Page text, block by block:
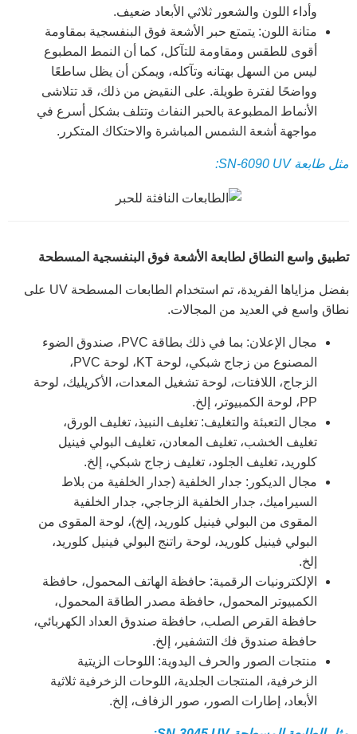
وأداء اللون والشعور ثلاثي الأبعاد ضعيف.
متانة اللون: يتمتع حبر الأشعة فوق البنفسجية بمقاومة
أقوى للطقس ومقاومة للتآكل، كما أن النمط المطبوع
ليس من السهل بهتانه وتآكله، ويمكن أن يظل ساطعًا
وواضحًا لفترة طويلة. على النقيض من ذلك، قد تتلاشى
الأنماط المطبوعة بالحبر النفاث وتتلف بشكل أسرع في
مواجهة أشعة الشمس المباشرة والاحتكاك المتكرر.
مثل طابعة SN-6090 UV:
تطبيق واسع النطاق لطابعة الأشعة فوق البنفسجية المسطحة
بفضل مزاياها الفريدة، تم استخدام الطابعات المسطحة UV على
نطاق واسع في العديد من المجالات.
مجال الإعلان: بما في ذلك بطاقة PVC، صندوق الضوء
المصنوع من زجاج شبكي، لوحة KT، لوحة PVC،
الزجاج، اللافتات، لوحة تشغيل المعدات، الأكريليك، لوحة
PP، لوحة الكمبيوتر، إلخ.
مجال التعبئة والتغليف: تغليف النبيذ، تغليف الورق،
تغليف الخشب، تغليف المعادن، تغليف البولي فينيل
كلوريد، تغليف الجلود، تغليف زجاج شبكي، إلخ.
مجال الديكور: جدار الخلفية (جدار الخلفية من بلاط
السيراميك، جدار الخلفية الزجاجي، جدار الخلفية
المقوى من البولي فينيل كلوريد، إلخ)، لوحة المقوى من
البولي فينيل كلوريد، لوحة راتنج البولي فينيل كلوريد،
إلخ.
الإلكترونيات الرقمية: حافظة الهاتف المحمول، حافظة
الكمبيوتر المحمول، حافظة مصدر الطاقة المحمول،
حافظة القرص الصلب، حافظة صندوق العداد الكهربائي،
حافظة صندوق فك التشفير، إلخ.
منتجات الصور والحرف اليدوية: اللوحات الزيتية
الزخرفية، المنتجات الجلدية، اللوحات الزخرفية ثلاثية
الأبعاد، إطارات الصور، صور الزفاف، إلخ.